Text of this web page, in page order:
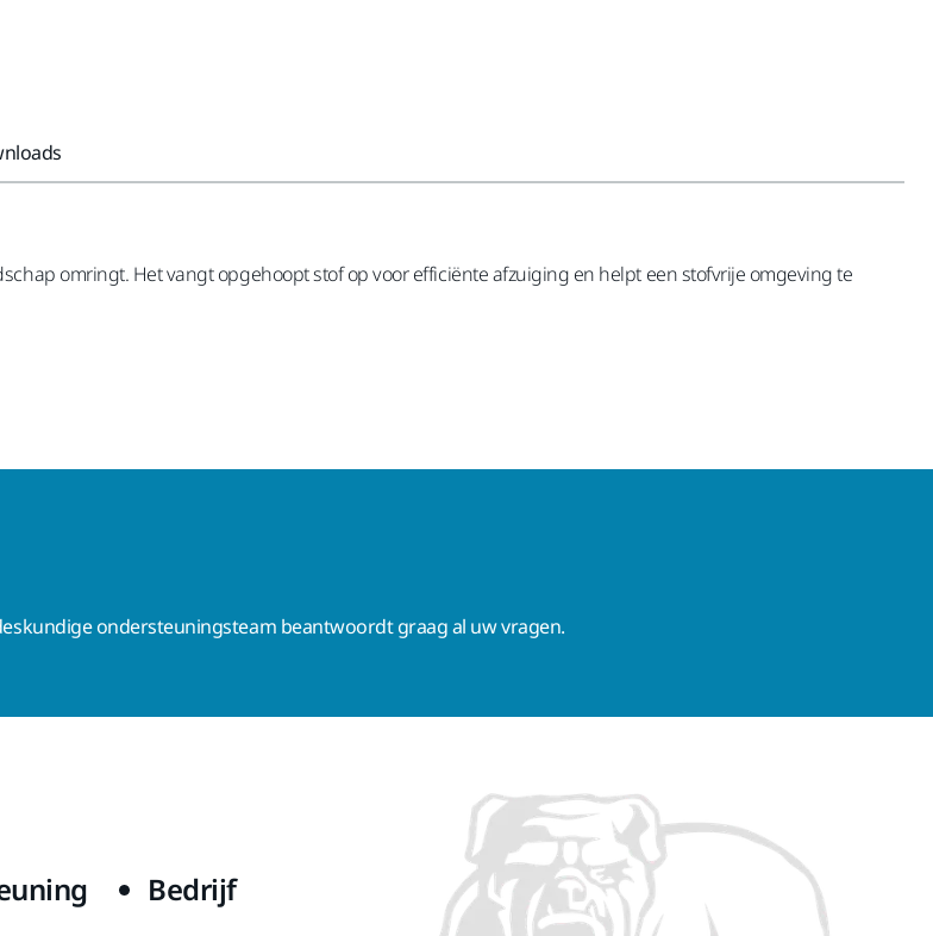
omringt. Het vangt opgehoopt stof op voor efficiënte afzuiging en helpt een stofvrije omgeving te
ondersteuningsteam beantwoordt graag al uw vragen.
Bedrijf